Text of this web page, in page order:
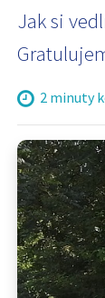
Jak si
2 minuty